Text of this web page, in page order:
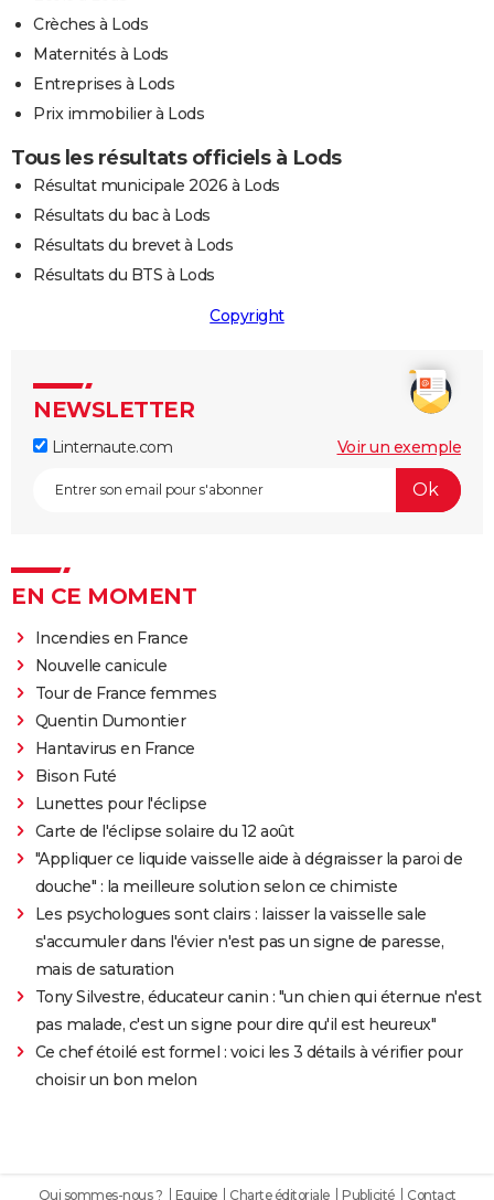
Crèches à Lods
Maternités à Lods
Entreprises à Lods
Prix immobilier à Lods
Tous les résultats officiels à Lods
Résultat municipale 2026 à Lods
Résultats du bac à Lods
Résultats du brevet à Lods
Résultats du BTS à Lods
Copyright
NEWSLETTER
Linternaute.com Voir un exemple
EN CE MOMENT
Incendies en France
Nouvelle canicule
Tour de France femmes
Quentin Dumontier
Hantavirus en France
Bison Futé
Lunettes pour l'éclipse
Carte de l'éclipse solaire du 12 août
"Appliquer ce liquide vaisselle aide à dégraisser la paroi de
douche" : la meilleure solution selon ce chimiste
Les psychologues sont clairs : laisser la vaisselle sale
s'accumuler dans l'évier n'est pas un signe de paresse,
mais de saturation
Tony Silvestre, éducateur canin : "un chien qui éternue n'est
pas malade, c'est un signe pour dire qu'il est heureux"
Ce chef étoilé est formel : voici les 3 détails à vérifier pour
choisir un bon melon
Qui sommes-nous ? Equipe Charte éditoriale Publicité Contact